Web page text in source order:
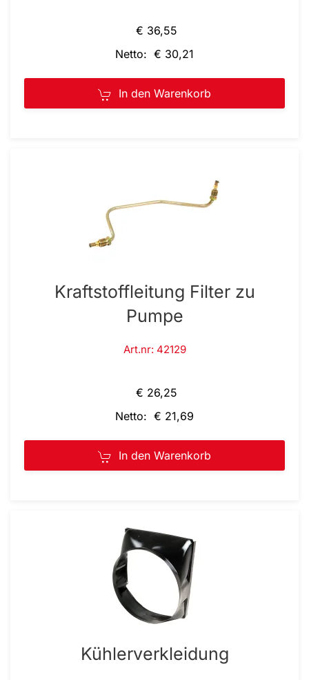
€ 36,55
Netto: € 30,21
In den Warenkorb
Kraftstoffleitung Filter zu
Pumpe
Art.nr: 42129
€ 26,25
Netto: € 21,69
In den Warenkorb
Kühlerverkleidung